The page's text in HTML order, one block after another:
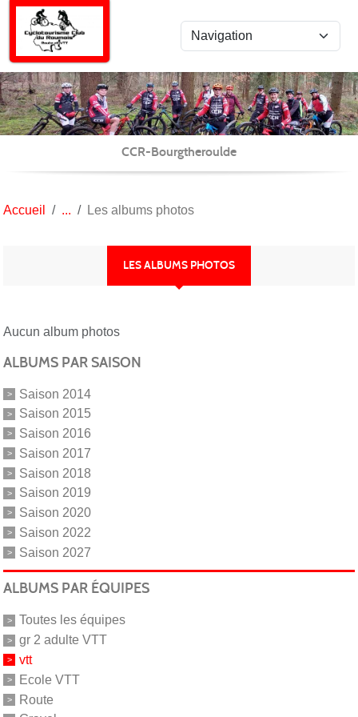
CCR-Bourgtheroulde
Accueil Les albums photos
LES ALBUMS PHOTOS
Aucun album photos
ALBUMS PAR SAISON
Saison 2014
Saison 2015
Saison 2016
Saison 2017
Saison 2018
Saison 2019
Saison 2020
Saison 2022
Saison 2027
ALBUMS PAR ÉQUIPES
Toutes les équipes
gr 2 adulte VTT
vtt
Ecole VTT
Route
Panneau de gestion des cookies